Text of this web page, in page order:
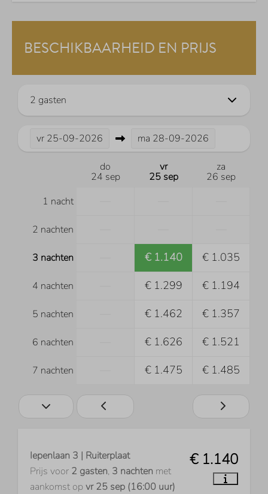
BESCHIKBAARHEID EN PRIJS
2 gasten
vr 25-09-2026 ma 28-09-2026
do
24 sep
vr
25 sep
za
26 sep
1 nacht
2 nachten
3 nachten € 1.140 € 1.035
4 nachten € 1.299 € 1.194
5 nachten € 1.462 € 1.357
6 nachten € 1.626 € 1.521
7 nachten € 1.475 € 1.485
€ 1.140
Iepenlaan 3 | Ruiterplaat
Prijs voor 2 gasten, 3 nachten met
aankomst op vr 25 sep (16:00 uur)